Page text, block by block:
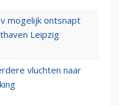
mogelijk ontsnapt
Leipzig
vluchten naar